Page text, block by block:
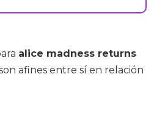
alice madness returns
afines entre sí en relación